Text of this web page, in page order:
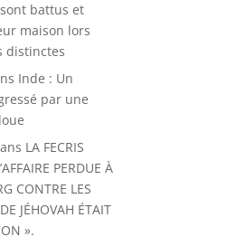
battus et
maison lors
distinctes
Inde : Un
par une
LA FECRIS
PERDUE À
CONTRE LES
JÉHOVAH ÉTAIT
».